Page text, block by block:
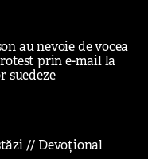
au nevoie de vocea
prin e-mail la
suedeze
// Devoțional